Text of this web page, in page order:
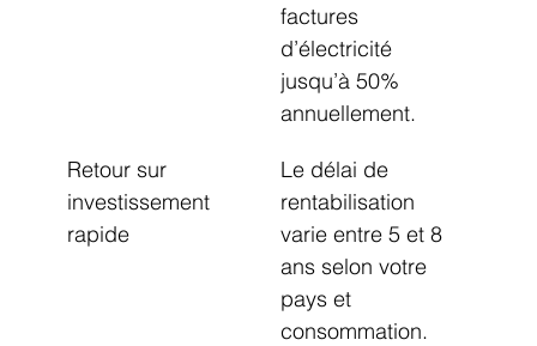
factures
d’électricité
jusqu’à 50%
annuellement.
Retour sur
investissement
rapide
Le délai de
rentabilisation
varie entre 5 et 8
ans selon votre
pays et
consommation.